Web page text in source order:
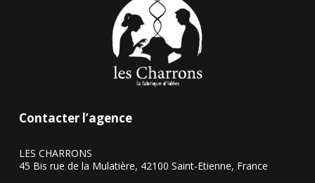
Contacter l’agence
LES CHARRONS
45 Bis rue de la Mulatière, 42100 Saint-Etienne, France